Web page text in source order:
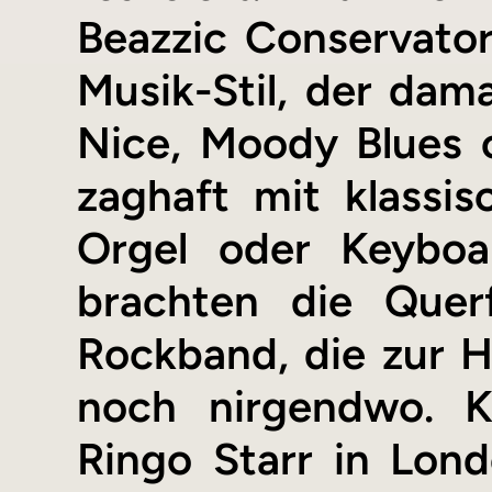
Beazzic
Musik-Stil, der
Nice, Moody Blues
zaghaft mit
Orgel oder
brachten die
Rockband, die zur
noch nirgendwo.
Ringo Starr in